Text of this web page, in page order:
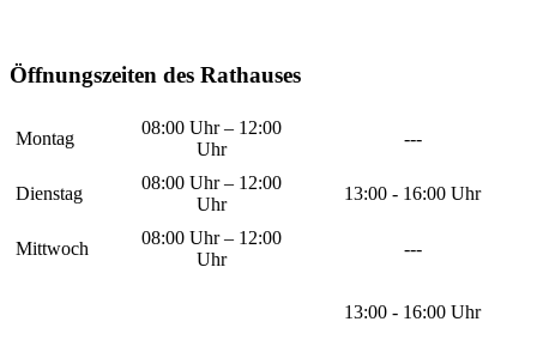
Öffnungszeiten des Rathauses
Montag
08:00 Uhr – 12:00
Uhr
---
Dienstag
08:00 Uhr – 12:00
Uhr
13:00 - 16:00 Uhr
Mittwoch
08:00 Uhr – 12:00
Uhr
---
13:00 - 16:00 Uhr